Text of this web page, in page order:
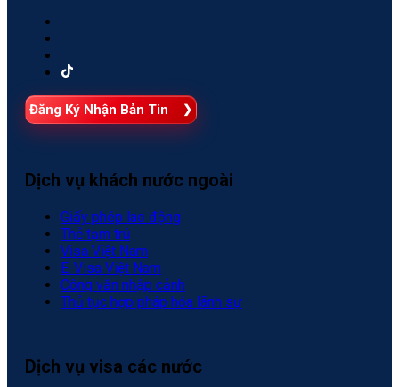
Đăng Ký Nhận Bản Tin
Dịch vụ khách nước ngoài
Giấy phép lao động
Thẻ tạm trú
Visa Việt Nam
E-Visa Việt Nam
Công văn nhập cảnh
Thủ tục hợp pháp hóa lãnh sự
Dịch vụ visa các nước